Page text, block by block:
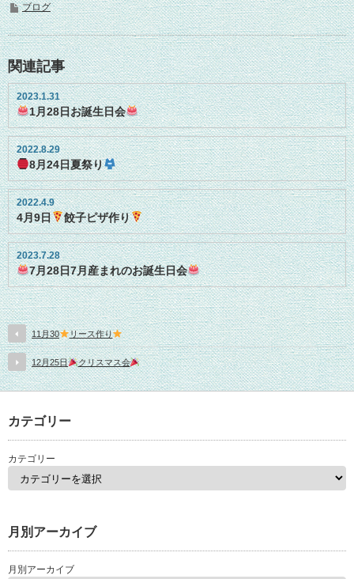
ブログ
関連記事
2023.1.31
1月28日お誕生日会
2022.8.29
8月24日夏祭り
2022.4.9
4月9日 餃子ピザ作り
2023.7.28
7月28日7月産まれのお誕生日会
11月30 リース作り
12月25日 クリスマス会
カテゴリー
カテゴリー
月別アーカイブ
月別アーカイブ